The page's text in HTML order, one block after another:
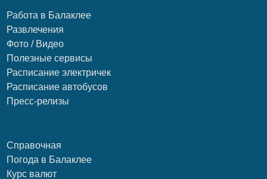
Работа в Балаклее
Развлечения
Фото / Видео
Полезные сервисы
Расписание электричек
Расписание автобусов
Пресс-релизы
Справочная
Погода в Балаклее
Курс валют